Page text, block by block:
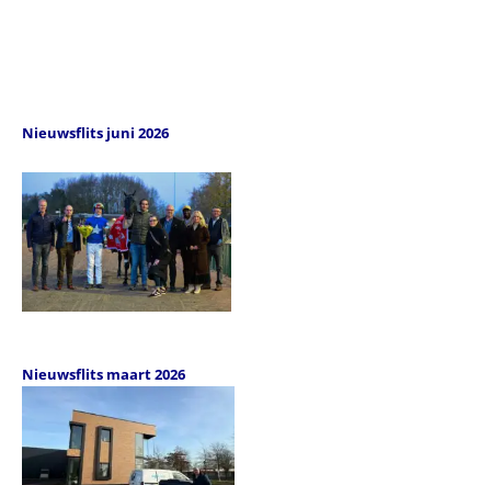
Nieuwsflits juni 2026
Nieuwsflits maart 2026